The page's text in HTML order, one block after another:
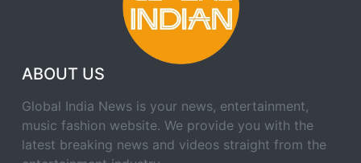
ABOUT US
Global India News is your news, entertainment,
music fashion website. We provide you with the
latest breaking news and videos straight from the